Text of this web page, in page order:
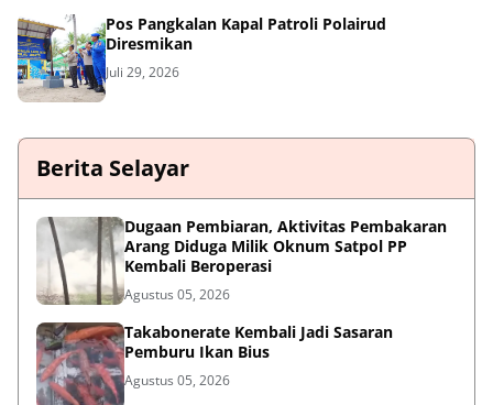
Pos Pangkalan Kapal Patroli Polairud
Diresmikan
Juli 29, 2026
Berita Selayar
Dugaan Pembiaran, Aktivitas Pembakaran
Arang Diduga Milik Oknum Satpol PP
Kembali Beroperasi
Agustus 05, 2026
Takabonerate Kembali Jadi Sasaran
Pemburu Ikan Bius
Agustus 05, 2026